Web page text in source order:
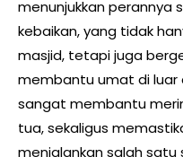
menunjukkan perannya
kebaikan, yang tidak
masjid, tetapi juga
membantu umat di luar
sangat membantu
tua, sekaligus
menjalankan salah